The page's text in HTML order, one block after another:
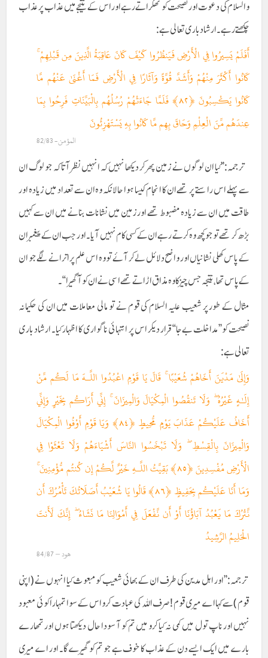
والسلام کی دعوت اور نصیحت کو ٹھکراتے رہے اور اس کے نتیجے میں عذاب پر عذاب
چکھتے رہے ۔ ارشاد باری تعالی ہے :
أَفَلَمْ يَسِيرُوا فِي الْأَرْضِ فَيَنظُرُوا كَيْفَ كَانَ عَاقِبَةُ الَّذِينَ مِن قَبْلِهِمْ ۚ
كَانُوا أَكْثَرَ مِنْهُمْ وَأَشَدَّ قُوَّةً وَآثَارًا فِي الْأَرْضِ فَمَا أَغْنَىٰ عَنْهُم مَّا
كَانُوا يَكْسِبُونَ ﴿٨٢﴾ فَلَمَّا جَاءَتْهُمْ رُسُلُهُم بِالْبَيِّنَاتِ فَرِحُوا بِمَا
عِندَهُم مِّنَ الْعِلْمِ وَحَاقَ بِهِم مَّا كَانُوا بِهِ يَسْتَهْزِئُونَ
المؤمن- 82/83
ترجمہ:’’کیا ان لوگوں نے زمین پھر کر دیکھا نہیں کہ انہیں نظر آتا کہ جو لوگ ان
سے پہلے اس راستے پر تھے ان کا انجام کیسا ہوا حالانکہ وہ ان سے تعداد میں زیادہ اور
طاقت میں ان سے زیادہ مضبوط تھے اور زمین میں نشانات بنانے میں ان سے کہیں
بڑھ کر تھے تو جو کچھ وہ کرتے رہے ان کے کسی کام نہیں آیا ۔ اور جب ان کے پیغمبر ان
کے پاس کھلی نشانیاں اور واضح دلائل لے کر آئے تو وہ اس علم پر اترانے لگے جو ان
کے پاس تھا ، نتیجہ جس چیز کا وہ مذاق اڑاتے تھے اسی نے ان کو آگھیرا ‘‘۔
مثال کے طور پر شعیب علیہ السلام کی قوم نے تو مالی معاملات میں ان کی حکیمانہ
نصیحت کو’’مداخلت بےجا‘‘قرار دیکر اس پر انتہائی ناگواری کا اظہار کیا۔ ارشاد باری
تعالی ہے :
وَإِلَىٰ مَدْيَنَ أَخَاهُمْ شُعَيْبًا ۚ قَالَ يَا قَوْمِ اعْبُدُوا اللَّـهَ مَا لَكُم مِّنْ
إِلَـٰهٍ غَيْرُهُ ۖ وَلَا تَنقُصُوا الْمِكْيَالَ وَالْمِيزَانَ ۚ إِنِّي أَرَاكُم بِخَيْرٍ وَإِنِّي
أَخَافُ عَلَيْكُمْ عَذَابَ يَوْمٍ مُّحِيطٍ ﴿٨٤﴾ وَيَا قَوْمِ أَوْفُوا الْمِكْيَالَ
وَالْمِيزَانَ بِالْقِسْطِ ۖ وَلَا تَبْخَسُوا النَّاسَ أَشْيَاءَهُمْ وَلَا تَعْثَوْا فِي
الْأَرْضِ مُفْسِدِينَ ﴿٨٥﴾ بَقِيَّتُ اللَّـهِ خَيْرٌ لَّكُمْ إِن كُنتُم مُّؤْمِنِينَ ۚ
وَمَا أَنَا عَلَيْكُم بِحَفِيظٍ ﴿٨٦﴾ قَالُوا يَا شُعَيْبُ أَصَلَاتُكَ تَأْمُرُكَ أَن
نَّتْرُكَ مَا يَعْبُدُ آبَاؤُنَا أَوْ أَن نَّفْعَلَ فِي أَمْوَالِنَا مَا نَشَاءُ ۖ إِنَّكَ لَأَنتَ
الْحَلِيمُ الرَّشِيدُ
هود – 84/87
ترجمہ:’’اور اہل مدین کی طرف ان کے بھائی شعیب کومبعوث کیا انہوں نے (اپنی
قوم ) سے کہا اے میری قوم ! صرف اللہ کی عبادت کرو اس کے سوا تمہارا کوئی معبود
نہیں اور ناپ تول میں کمی نہ کیا کرو میں تم کو آسودا حال دیکھتا ہوں اور تمھارے
بارے میں ایک ایسے دن کے عذاب کا خوف ہے جو تم کو گھیرے گا۔ اور اے میری